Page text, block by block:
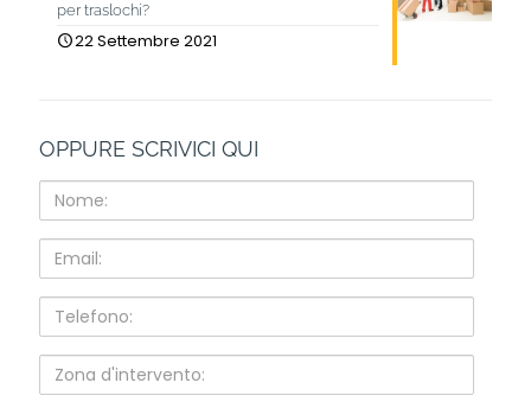
per traslochi?
22 Settembre 2021
OPPURE SCRIVICI QUI
Nome:
Email:
Telefono:
Zona
d'intervento: